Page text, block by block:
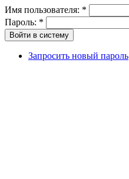
Имя пользователя: *
Пароль: *
Запросить новый пароль